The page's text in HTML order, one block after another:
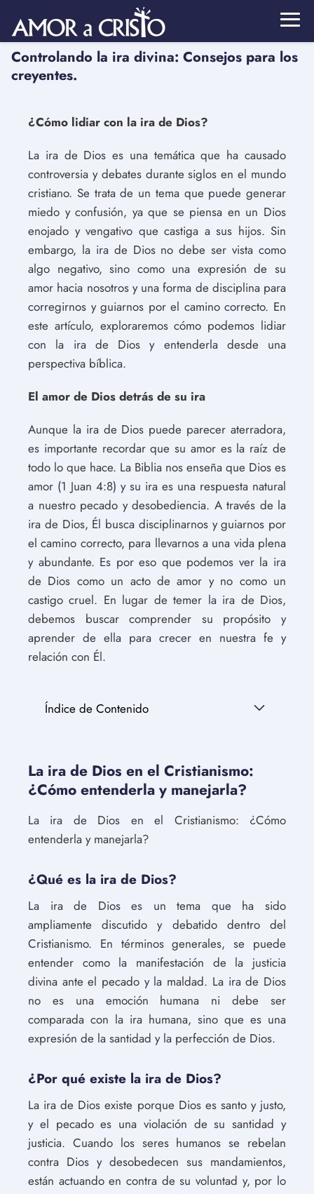
Controlando la ira divina: Consejos para los
creyentes.
¿Cómo lidiar con la ira de Dios?
La ira de Dios es una temática que ha causado
controversia y debates durante siglos en el mundo
cristiano. Se trata de un tema que puede generar
miedo y confusión, ya que se piensa en un Dios
enojado y vengativo que castiga a sus hijos. Sin
embargo, la ira de Dios no debe ser vista como
algo negativo, sino como una expresión de su
amor hacia nosotros y una forma de disciplina para
corregirnos y guiarnos por el camino correcto. En
este artículo, exploraremos cómo podemos lidiar
con la ira de Dios y entenderla desde una
perspectiva bíblica.
El amor de Dios detrás de su ira
Aunque la ira de Dios puede parecer aterradora,
es importante recordar que su amor es la raíz de
todo lo que hace. La Biblia nos enseña que Dios es
amor (1 Juan 4:8) y su ira es una respuesta natural
a nuestro pecado y desobediencia. A través de la
ira de Dios, Él busca disciplinarnos y guiarnos por
el camino correcto, para llevarnos a una vida plena
y abundante. Es por eso que podemos ver la ira
de Dios como un acto de amor y no como un
castigo cruel. En lugar de temer la ira de Dios,
debemos buscar comprender su propósito y
aprender de ella para crecer en nuestra fe y
relación con Él.
Índice de Contenido
La ira de Dios en el Cristianismo:
¿Cómo entenderla y manejarla?
La ira de Dios en el Cristianismo: ¿Cómo
entenderla y manejarla?
¿Qué es la ira de Dios?
La ira de Dios es un tema que ha sido
ampliamente discutido y debatido dentro del
Cristianismo. En términos generales, se puede
entender como la manifestación de la justicia
divina ante el pecado y la maldad. La ira de Dios
no es una emoción humana ni debe ser
comparada con la ira humana, sino que es una
expresión de la santidad y la perfección de Dios.
¿Por qué existe la ira de Dios?
La ira de Dios existe porque Dios es santo y justo,
y el pecado es una violación de su santidad y
justicia. Cuando los seres humanos se rebelan
contra Dios y desobedecen sus mandamientos,
están actuando en contra de su voluntad y, por lo